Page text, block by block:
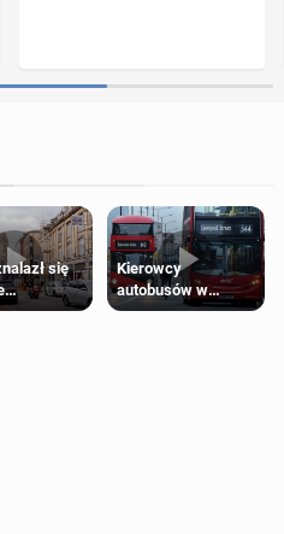
się
Kierowcy
autobusów w
Londynie